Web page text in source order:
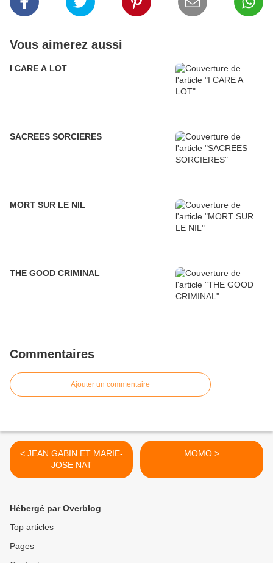
Vous aimerez aussi
I CARE A LOT
SACREES SORCIERES
MORT SUR LE NIL
THE GOOD CRIMINAL
Commentaires
Ajouter un commentaire
< JEAN GABIN ET MARIE-
JOSE NAT
MOMO >
Hébergé par Overblog
Top articles
Pages